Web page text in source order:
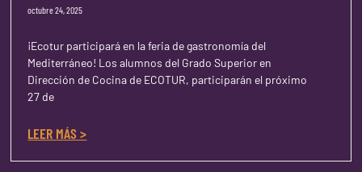
octubre 24, 2025
¡Ecotur participará en la feria de gastronomía del
Mediterráneo! Los alumnos del Grado Superior en
Dirección de Cocina de ECOTUR, participarán el próximo
27 de
LEER MÁS >